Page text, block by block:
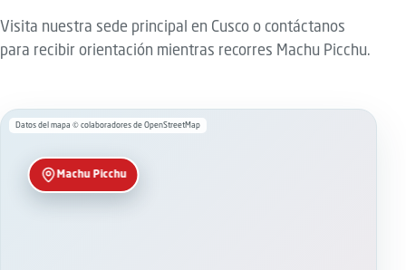
Visita nuestra sede principal en Cusco o contáctanos
para recibir orientación mientras recorres Machu Picchu.
Machu Picchu
Datos del mapa © colaboradores de OpenStreetMap